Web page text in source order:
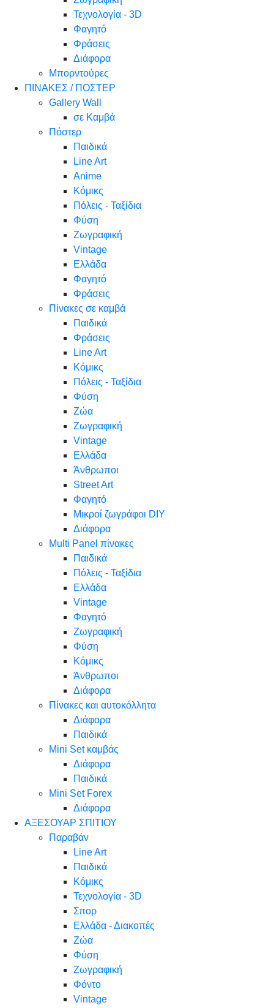
Τεχνολογία - 3D
Φαγητό
Φράσεις
Διάφορα
Μπορντούρες
ΠΙΝΑΚΕΣ / ΠΟΣΤΕΡ
Gallery Wall
σε Καμβά
Πόστερ
Παιδικά
Line Art
Anime
Κόμικς
Πόλεις - Ταξίδια
Φύση
Ζωγραφική
Vintage
Ελλάδα
Φαγητό
Φράσεις
Πίνακες σε καμβά
Παιδικά
Φράσεις
Line Art
Κόμικς
Πόλεις - Ταξίδια
Φύση
Ζώα
Ζωγραφική
Vintage
Ελλάδα
Άνθρωποι
Street Art
Φαγητό
Μικροί ζωγράφοι DIY
Διάφορα
Multi Panel πίνακες
Παιδικά
Πόλεις - Ταξίδια
Ελλάδα
Vintage
Φαγητό
Ζωγραφική
Φύση
Κόμικς
Άνθρωποι
Διάφορα
Πίνακες και αυτοκόλλητα
Διάφορα
Παιδικά
Mini Set καμβάς
Διάφορα
Παιδικά
Mini Set Forex
Διάφορα
ΑΞΕΣΟΥΑΡ ΣΠΙΤΙΟΥ
Παραβάν
Line Art
Παιδικά
Κόμικς
Τεχνολογία - 3D
Σπορ
Ελλάδα - Διακοπές
Ζώα
Φύση
Ζωγραφική
Φόντο
Vintage